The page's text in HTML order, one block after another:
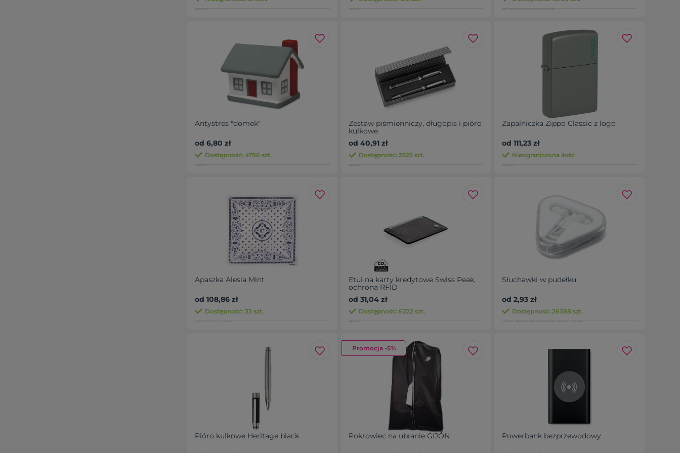
Antystres "domek"
od 6,80 zł
Dostępność: 4796 szt.
Zestaw piśmienniczy, długopis i pióro
kulkowe
od 40,91 zł
Dostępność: 2325 szt.
Zapalniczka Zippo Classic z logo
od 111,23 zł
Nieograniczona ilość
Apaszka Alesia Mint
od 108,86 zł
Dostępność: 33 szt.
Etui na karty kredytowe Swiss Peak,
ochrona RFID
od 31,04 zł
Dostępność: 6222 szt.
Słuchawki w pudełku
od 2,93 zł
Dostępność: 26388 szt.
Pióro kulkowe Heritage black
Promocja -5%
Pokrowiec na ubranie GIJÓN Powerbank bezprzewodowy